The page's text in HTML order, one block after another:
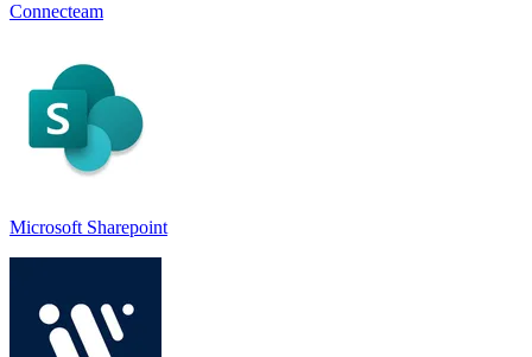
Connecteam
Microsoft Sharepoint